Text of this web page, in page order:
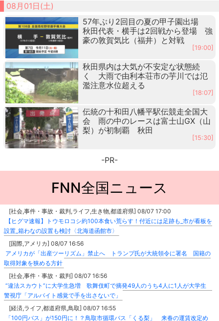
08月01日(土)
57年ぶり2回目の夏の甲子園出場
秋田代表・横手は2回戦から登場 強
豪の敦賀気比（福井）と対戦
[19:00]
秋田県内は大気が不安定な状態続
く 大雨で由利本荘市の芋川では氾
濫注意水位超える
[18:07]
伝統の十和田八幡平駅伝競走全国大
会 雨の中のレースは富士山GX（山
梨）が初制覇 秋田
[15:30]
-PR-
FNN全国ニュース
[社会,事件・事故・裁判,ライフ,生き物,都道府県] 08/07 17:00
【ヒグマ速報】トウモロコシ約100本食い荒らす！付近には足跡も_市が看板を
設置_箱わなの設置も検討〈北海道函館市〉
[国際,アメリカ] 08/07 16:56
アメリカが「出産ツーリズム」禁止へ トランプ氏が大統領令に署名 国籍の
取得対象を狭める方針
[社会,事件・事故・裁判] 08/07 16:56
“違法スカウト”に大学生急増 歌舞伎町で摘発49人のうち4人に1人が大学生
警視庁「アルバイト感覚で手を出さないで」
[経済,ライフ,都道府県,鳥取] 08/07 16:55
「100円バス」が150円に！？鳥取市循環バス「くる梨」 来春の運賃改定め